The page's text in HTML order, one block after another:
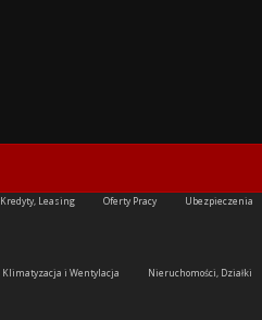
Kredyty, Leasing Oferty Pracy Ubezpieczenia
Klimatyzacja i Wentylacja Nieruchomości, Działki